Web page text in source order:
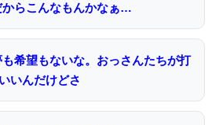
らこんなもんかなぁ…
希望もないな。おっさんたちが打
いんだけどさ